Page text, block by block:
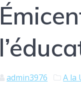
admin3976 A la